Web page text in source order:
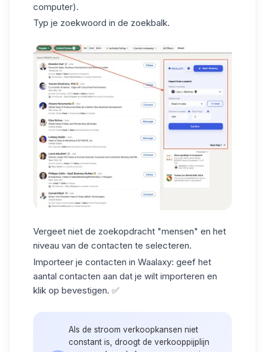
computer).
Typ je zoekwoord in de zoekbalk.
Vergeet niet de zoekopdracht "mensen" en het
niveau van de contacten te selecteren.
Importeer je contacten in Waalaxy: geef het
aantal contacten aan dat je wilt importeren en
klik op bevestigen. ✅
Als de stroom verkoopkansen niet
constant is, droogt de verkooppijplijn